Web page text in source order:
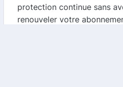
protection continue sans
renouveler votre